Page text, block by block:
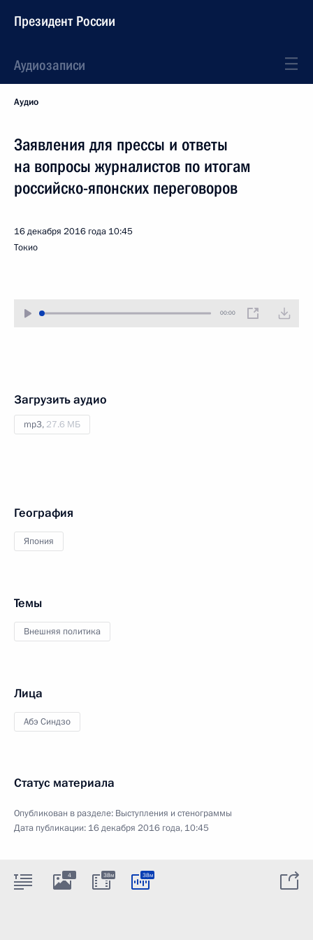
Президент России
Аудиозаписи
Аудио
Заявления для прессы и ответы
на вопросы журналистов по итогам
российско-японских переговоров
16 декабря 2016 года 10:45
Токио
00:00
Загрузить аудио
mp3, 27.6 МБ
География
Япония
Темы
Внешняя политика
Лица
Абэ Синдзо
Статус материала
Опубликован в разделе: Выступления и стенограммы
Дата публикации: 16 декабря 2016 года, 10:45
4 38м 38м